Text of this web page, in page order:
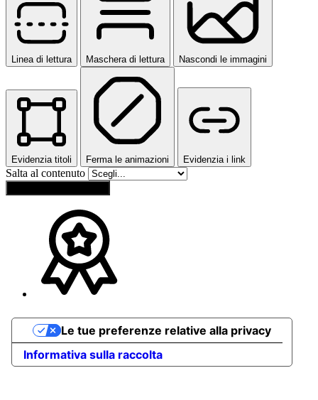
Linea di lettura Maschera di lettura Nascondi le immagini
Evidenzia titoli Ferma le animazioni Evidenzia i link
Salta al contenuto
Informativa sulla raccolta
Le tue preferenze relative alla privacy